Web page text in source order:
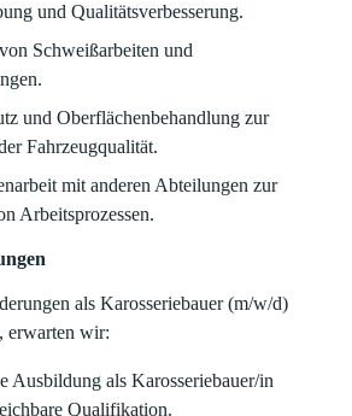
und Qualitätsverbesserung.
Schweißarbeiten und
und Oberflächenbehandlung zur
Fahrzeugqualität.
mit anderen Abteilungen zur
Arbeitsprozessen.
als Karosseriebauer (m/w/d)
erwarten wir:
Ausbildung als Karosseriebauer/in
Qualifikation.